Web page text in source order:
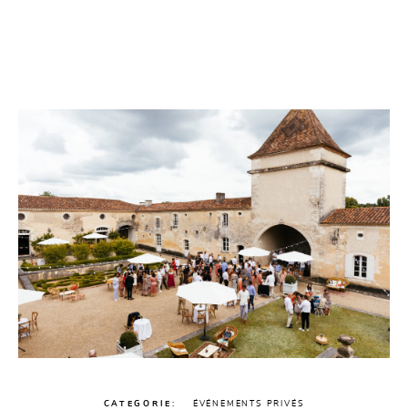
CATEGORIE ÉVÉNEMENTS PRIVÉS